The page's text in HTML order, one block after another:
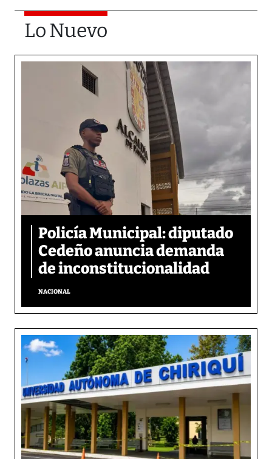
Lo Nuevo
Policía Municipal: diputado
Cedeño anuncia demanda
de inconstitucionalidad
NACIONAL